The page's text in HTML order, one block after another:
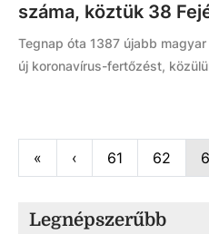
száma, köztük 38
Tegnap óta 1387 újabb
új koronavírus-fertőzést,
« ‹ Previous
61 62
Legnépszerűbb